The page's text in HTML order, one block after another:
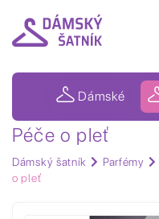
Dámské
Péče o pleť
Dámský šatník Parfémy
o pleť